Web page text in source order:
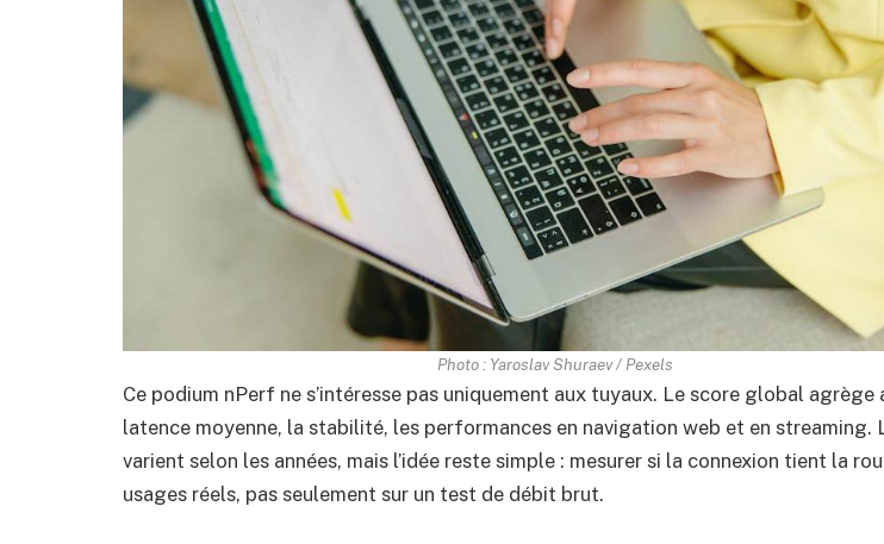
Photo : Yaroslav Shuraev / Pexels
Ce podium nPerf ne s’intéresse pas uniquement aux tuyaux. Le score global agrège
latence moyenne, la stabilité, les performances en navigation web et en streaming.
varient selon les années, mais l’idée reste simple : mesurer si la connexion tient la
usages réels, pas seulement sur un test de débit brut.